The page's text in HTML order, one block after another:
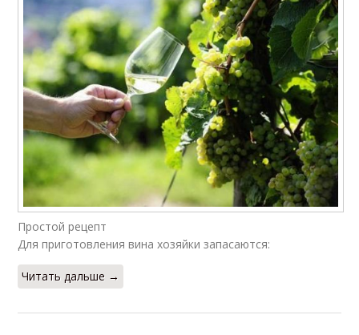
Кишмиш с пошаговой
инструкцией
Изабелла в домашних
условиях
Вино из белого
кишмиша
Вина из кишмиша
Схема в домашних
условиях
Виноград в домашних
условиях
Вино из кишмиш
Простой рецепт
Для приготовления вина хозяйки запасаются:
Читать дальше →